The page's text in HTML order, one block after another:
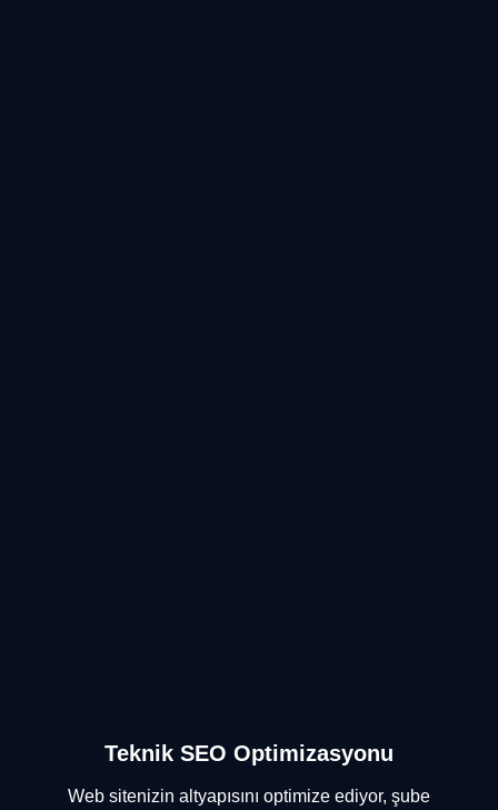
Teknik SEO Optimizasyonu
Web sitenizin altyapısını optimize ediyor, şube